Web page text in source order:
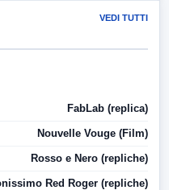
VEDI TUTTI
FabLab (replica)
Nouvelle Vouge (Film)
Rosso e Nero (repliche)
Red Roger (repliche)